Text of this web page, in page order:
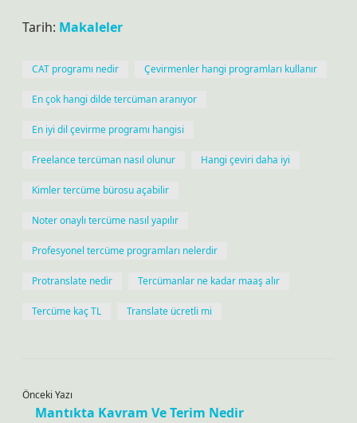
Tarih: Makaleler
CAT programı nedir Çevirmenler hangi programları kullanır
En çok hangi dilde tercüman aranıyor
En iyi dil çevirme programı hangisi
Freelance tercüman nasıl olunur Hangi çeviri daha iyi
Kimler tercüme bürosu açabilir
Noter onaylı tercüme nasıl yapılır
Profesyonel tercüme programları nelerdir
Protranslate nedir Tercümanlar ne kadar maaş alır
Tercüme kaç TL Translate ücretli mi
Önceki Yazı
Mantıkta Kavram Ve Terim Nedir